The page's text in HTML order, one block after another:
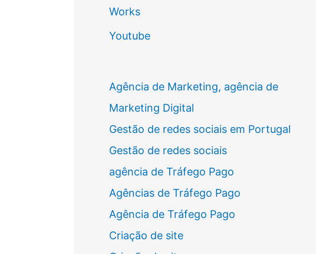
Works
Youtube
Agência de Marketing, agência de
Marketing Digital
Gestão de redes sociais em Portugal
Gestão de redes sociais
agência de Tráfego Pago
Agências de Tráfego Pago
Agência de Tráfego Pago
Criação de site